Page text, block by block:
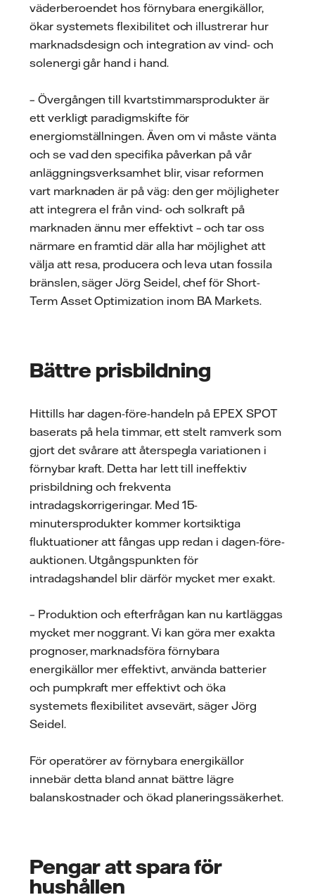
väderberoendet hos förnybara energikällor,
ökar systemets flexibilitet och illustrerar hur
marknadsdesign och integration av vind- och
solenergi går hand i hand.
– Övergången till kvartstimmarsprodukter är
ett verkligt paradigmskifte för
energiomställningen. Även om vi måste vänta
och se vad den specifika påverkan på vår
anläggningsverksamhet blir, visar reformen
vart marknaden är på väg: den ger möjligheter
att integrera el från vind- och solkraft på
marknaden ännu mer effektivt – och tar oss
närmare en framtid där alla har möjlighet att
välja att resa, producera och leva utan fossila
bränslen, säger Jörg Seidel, chef för Short-
Term Asset Optimization inom BA Markets.
Bättre prisbildning
Hittills har dagen-före-handeln på EPEX SPOT
baserats på hela timmar, ett stelt ramverk som
gjort det svårare att återspegla variationen i
förnybar kraft. Detta har lett till ineffektiv
prisbildning och frekventa
intradagskorrigeringar. Med 15-
minutersprodukter kommer kortsiktiga
fluktuationer att fångas upp redan i dagen-före-
auktionen. Utgångspunkten för
intradagshandel blir därför mycket mer exakt.
– Produktion och efterfrågan kan nu kartläggas
mycket mer noggrant. Vi kan göra mer exakta
prognoser, marknadsföra förnybara
energikällor mer effektivt, använda batterier
och pumpkraft mer effektivt och öka
systemets flexibilitet avsevärt, säger Jörg
Seidel.
För operatörer av förnybara energikällor
innebär detta bland annat bättre lägre
balanskostnader och ökad planeringssäkerhet.
Pengar att spara för
hushållen